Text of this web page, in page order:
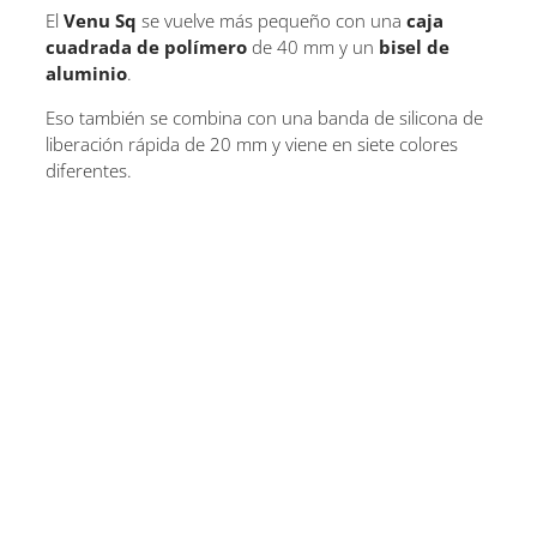
El Venu Sq se vuelve más pequeño con una caja
cuadrada de polímero de 40 mm y un bisel de
aluminio.
Eso también se combina con una banda de silicona de
liberación rápida de 20 mm y viene en siete colores
diferentes.